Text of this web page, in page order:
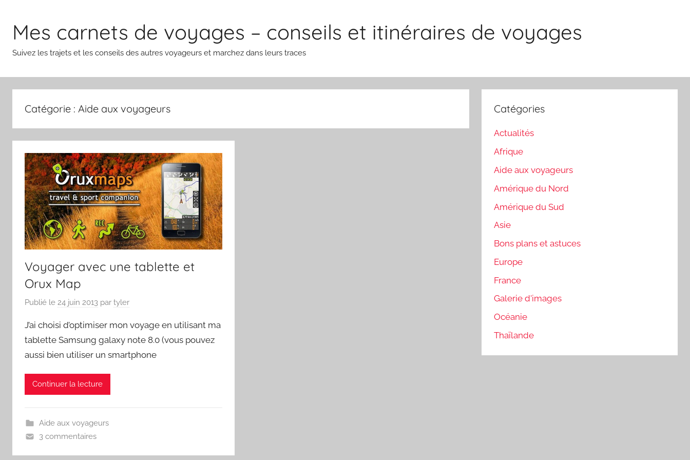
contenu
Mes carnets de voyages – conseils et itinéraires de voyages
Suivez les trajets et les conseils des autres voyageurs et marchez dans leurs traces
Catégorie : Aide aux voyageurs
Voyager avec une tablette et
Orux Map
Publié le 24 juin 2013 par tyler
J’ai choisi d’optimiser mon voyage en utilisant ma
tablette Samsung galaxy note 8.0 (vous pouvez
aussi bien utiliser un smartphone
Continuer la lecture
Aide aux voyageurs
3 commentaires
Catégories
Actualités
Afrique
Aide aux voyageurs
Amérique du Nord
Amérique du Sud
Asie
Bons plans et astuces
Europe
France
Galerie d'images
Océanie
Thaïlande